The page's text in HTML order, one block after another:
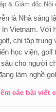
& Giám đốc
là Nhà sáng
In Vietnam. Với
chị tập
học viện,
cho người
làm nghề
các bài viết